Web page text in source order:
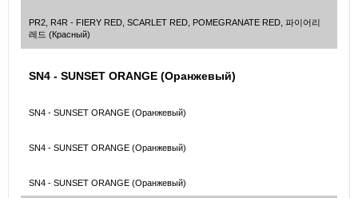
PR2, R4R - FIERY RED, SCARLET RED, POMEGRANATE RED, 파이어리
레드 (Красный)
SN4 - SUNSET ORANGE (Оранжевый)
SN4 - SUNSET ORANGE (Оранжевый)
SN4 - SUNSET ORANGE (Оранжевый)
SN4 - SUNSET ORANGE (Оранжевый)